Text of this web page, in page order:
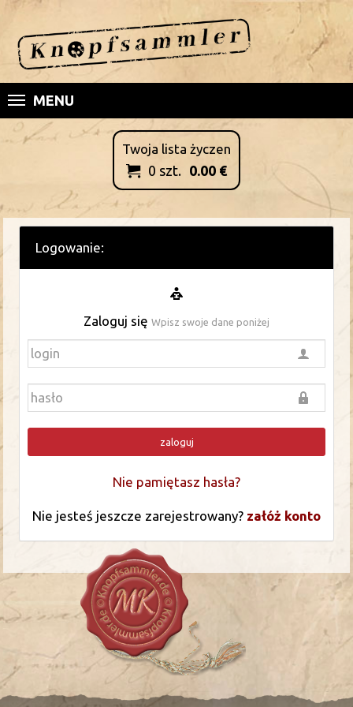
MENU
Twoja lista życzen
 0 szt. 0.00 €
Logowanie:
Zaloguj się Wpisz swoje dane poniżej
zaloguj
Nie pamiętasz hasła?
Nie jesteś jeszcze zarejestrowany? załóż konto